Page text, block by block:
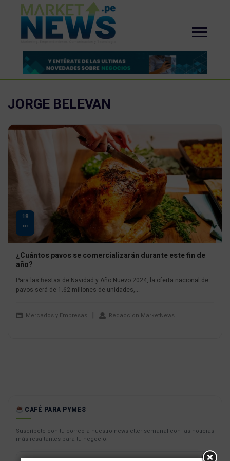
JORGE BELEVAN
18
DIC
¿Cuántos pavos se comercializarán durante este fin de
año?
Para las fiestas de Navidad y Año Nuevo 2024, la oferta nacional de
pavos será de 1.62 millones de unidades,...
Mercados y Empresas Redaccion MarketNews
CAFÉ PARA PYMES
Suscríbete con tu correo a nuestro newsletter semanal con las noticias
más resaltantes para tu negocio.